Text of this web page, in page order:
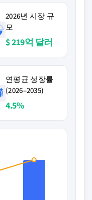
2026년 시장 규
모
$ 219억 달러
연평균 성장률
(2026–2035)
4.5%